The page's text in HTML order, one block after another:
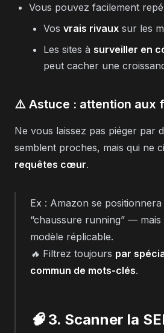
Vous pouvez facilement
Vos vrais rivaux sur les
Les sites à surveiller en
peut cacher une
⚠️ Astuce : attention aux
Ne vous laissez pas piéger par
semblent proches, mais qui ne
requêtes cœur.
Ex : Amazon se
“chaussure running” — mais
modèle réplicable.
🔥 Filtrez toujours par
commun de mots-clés.
🧠 3. Scanner la